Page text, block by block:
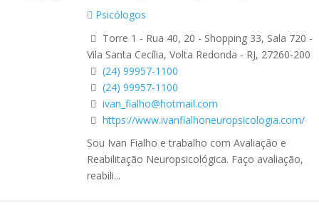
Psicólogos
Torre 1 - Rua 40, 20 - Shopping 33, Sala 720 -
Vila Santa Cecília, Volta Redonda - RJ, 27260-200
(24) 99957-1100
(24) 99957-1100
ivan_fialho@hotmail.com
https://www.ivanfialhoneuropsicologia.com/
Sou Ivan Fialho e trabalho com Avaliação e
Reabilitação Neuropsicológica. Faço avaliação,
reabili...